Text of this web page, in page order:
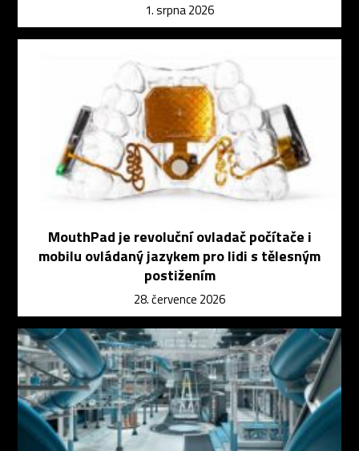
1. srpna 2026
MouthPad je revoluční ovladač počítače i
mobilu ovládaný jazykem pro lidi s tělesným
postižením
28. července 2026